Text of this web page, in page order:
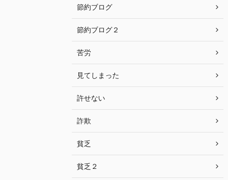
節約ブログ
節約ブログ２
苦労
見てしまった
許せない
詐欺
貧乏
貧乏２